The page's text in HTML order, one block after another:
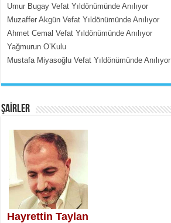
SATILMIŞ ÜMİT ÇETİNKAYA
Erkenlik...
Umur Bugay Vefat Yıldönümünde Anılıyor
Muzaffer Akgün Vefat Yıldönümünde Anılıyor
Ahmet Cemal Vefat Yıldönümünde Anılıyor
Yağmurun O’Kulu
Mustafa Miyasoğlu Vefat Yıldönümünde Anılıyor
ŞAİRLER
Hayrettin Taylan